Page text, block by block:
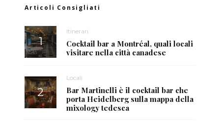
Articoli Consigliati
Itinerari
Cocktail bar a Montréal, quali locali
visitare nella città canadese
Locali
Bar Martinelli è il cocktail bar che
porta Heidelberg sulla mappa della
mixology tedesca